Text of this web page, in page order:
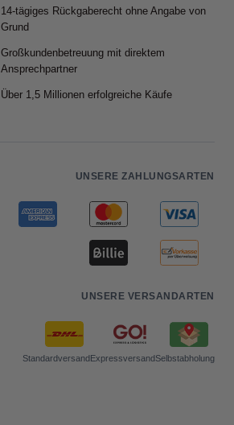
14-tägiges Rückgaberecht ohne Angabe von
Grund
Großkundenbetreuung mit direktem
Ansprechpartner
Über 1,5 Millionen erfolgreiche Käufe
UNSERE ZAHLUNGSARTEN
UNSERE VERSANDARTEN
StandardversandExpressversandSelbstabholung